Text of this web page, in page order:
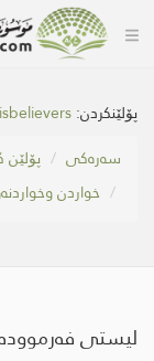
پۆلێنکردن:
سه‌ره‌كی
پۆلێن
خواردن
لیستی